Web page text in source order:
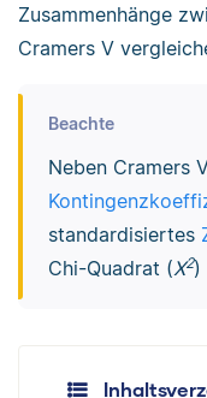
Zusammenhänge
Cramers V
Beachte
Neben Cramers
standardisiertes
Chi-Quadrat (X2)